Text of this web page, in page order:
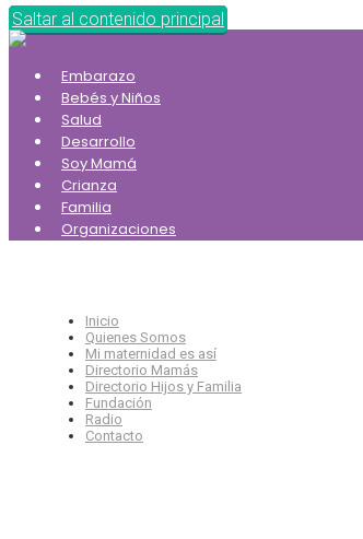
Saltar al contenido principal
Embarazo
Bebés y Niños
Salud
Desarrollo
Soy Mamá
Crianza
Familia
Organizaciones
Inicio
Quienes Somos
Mi maternidad es así
Directorio Mamás
Directorio Hijos y Familia
Fundación
Radio
Contacto